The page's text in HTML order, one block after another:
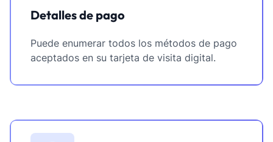
Detalles de pago
Puede enumerar todos los métodos de pago
aceptados en su tarjeta de visita digital.